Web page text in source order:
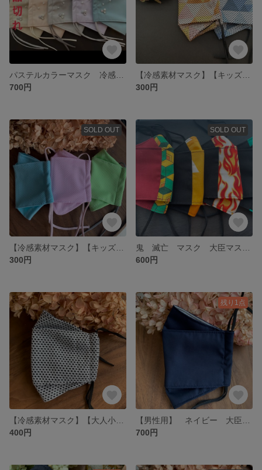
700円
300円
SOLD OUT
300円
SOLD OUT
600円
400円
残り1点
700円